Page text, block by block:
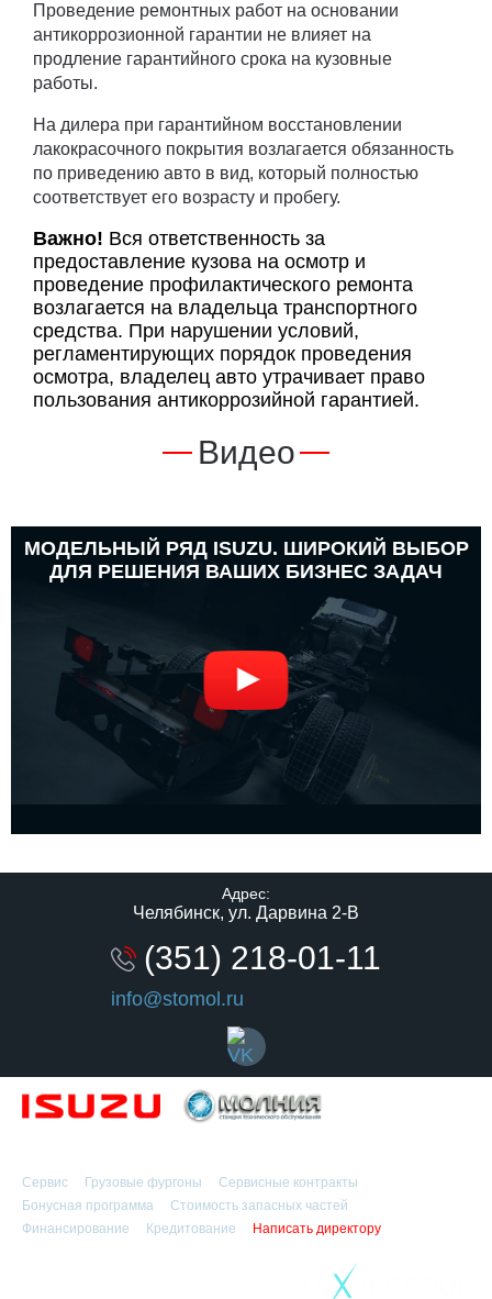
Проведение ремонтных работ на основании
антикоррозионной гарантии не влияет на
продление гарантийного срока на кузовные
работы.
На дилера при гарантийном восстановлении
лакокрасочного покрытия возлагается обязанность
по приведению авто в вид, который полностью
соответствует его возрасту и пробегу.
Важно! Вся ответственность за
предоставление кузова на осмотр и
проведение профилактического ремонта
возлагается на владельца транспортного
средства. При нарушении условий,
регламентирующих порядок проведения
осмотра, владелец авто утрачивает право
пользования антикоррозийной гарантией.
Видео
МОДЕЛЬНЫЙ РЯД ISUZU. ШИРОКИЙ ВЫБОР
ДЛЯ РЕШЕНИЯ ВАШИХ БИЗНЕС ЗАДАЧ
Адрес:
Челябинск, ул. Дарвина 2-В
(351) 218-01-11
info@stomol.ru
Сервис Грузовые фургоны
Сервисные контракты
Бонусная программа
Стоимость запасных частей
Финансирование
Кредитование Написать директору